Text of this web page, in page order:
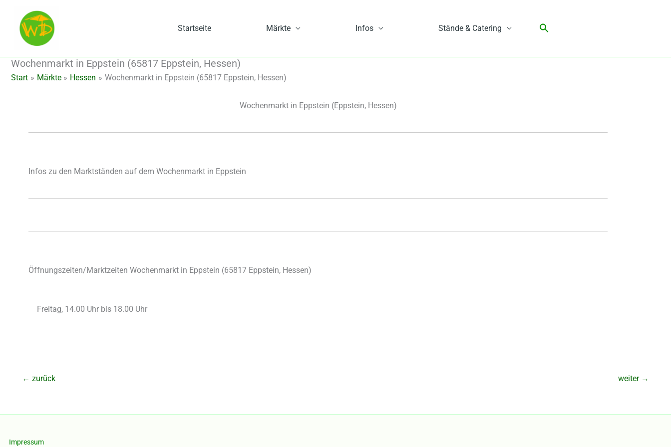
springen
Startseite Märkte Infos Stände & Catering
Wochenmarkt in Eppstein (65817 Eppstein, Hessen)
Start Märkte Hessen Wochenmarkt in Eppstein (65817 Eppstein, Hessen)
Wochenmarkt in Eppstein (Eppstein, Hessen)
Infos zu den Marktständen auf dem Wochenmarkt in Eppstein
Öffnungszeiten/Marktzeiten Wochenmarkt in Eppstein (65817 Eppstein, Hessen)
Freitag, 14.00 Uhr bis 18.00 Uhr
← zurück weiter →
Impressum